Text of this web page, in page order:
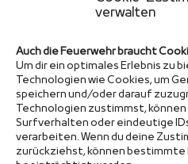
verwalten
Auch die Feuerwehr braucht
Um dir ein optimales Erlebnis zu
Technologien wie Cookies, um
speichern und/oder darauf
Technologien zustimmst, können
Surfverhalten oder eindeutige
verarbeiten. Wenn du deine
zurückziehst, können bestimmte
Sponsor